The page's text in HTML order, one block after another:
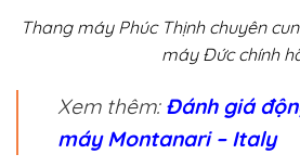
Thang máy Phúc Thịnh chuyên
máy Đức chính
Xem thêm: Đánh giá
máy Montanari – Italy